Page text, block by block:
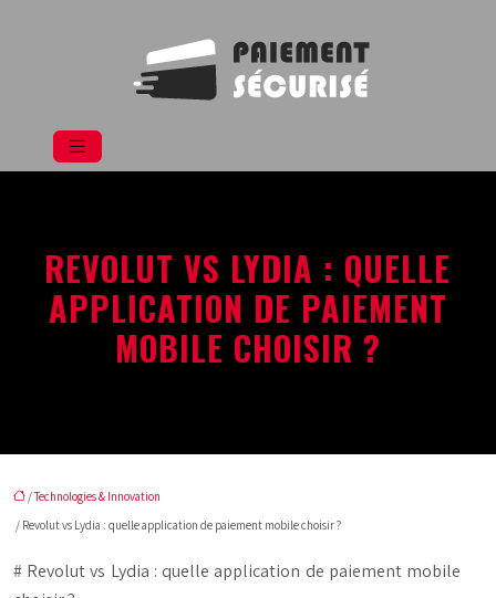
REVOLUT VS LYDIA : QUELLE
APPLICATION DE PAIEMENT
MOBILE CHOISIR ?
/Technologies & Innovation
/ Revolut vs Lydia : quelle application de paiement mobile choisir ?
# Revolut vs Lydia : quelle application de paiement mobile